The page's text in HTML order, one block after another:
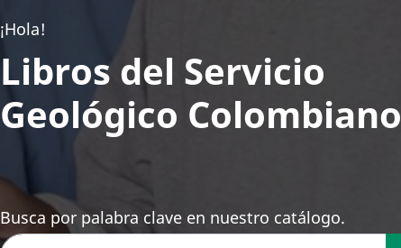
¡Hola!
Libros del Servicio
Geológico Colombiano
Busca por palabra clave en nuestro catálogo.